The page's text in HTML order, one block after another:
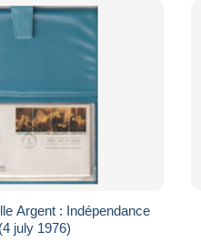
Argent : Indépendance
july 1976)